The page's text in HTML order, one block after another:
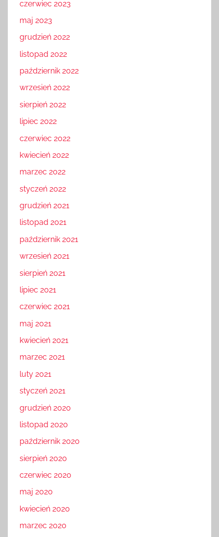
czerwiec 2023
maj 2023
grudzień 2022
listopad 2022
październik 2022
wrzesień 2022
sierpień 2022
lipiec 2022
czerwiec 2022
kwiecień 2022
marzec 2022
styczeń 2022
grudzień 2021
listopad 2021
październik 2021
wrzesień 2021
sierpień 2021
lipiec 2021
czerwiec 2021
maj 2021
kwiecień 2021
marzec 2021
luty 2021
styczeń 2021
grudzień 2020
listopad 2020
październik 2020
sierpień 2020
czerwiec 2020
maj 2020
kwiecień 2020
marzec 2020